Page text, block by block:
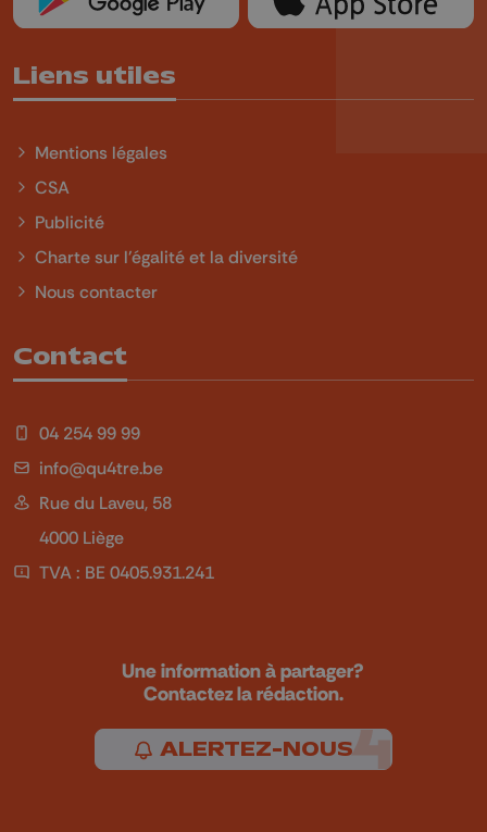
Liens utiles
Mentions légales
CSA
Publicité
Charte sur l'égalité et la diversité
Nous contacter
Contact
04 254 99 99
info@qu4tre.be
Rue du Laveu, 58
4000 Liège
TVA : BE 0405.931.241
Une information à partager?
Contactez la rédaction.
ALERTEZ-NOUS